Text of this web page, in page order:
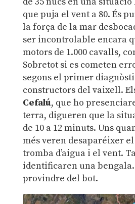
que puja el vent a 80. És
la força de la mar
ser incontrolable encara
motors de 1.000 cavalls,
Sobretot si es cometen
segons el primer
constructors del vaixell.
Cefalú, que ho
terra, digueren que la
de 10 a 12 minuts. Uns
més veren desaparéixer
tromba d’aigua i el vent.
identificaren una
provindre del bot.